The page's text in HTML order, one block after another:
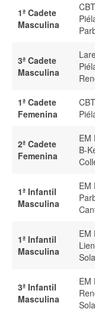
1ª Cadete
Masculina
3ª Cadete
Masculina
1ª Cadete
Femenina
2ª Cadete
Femenina
EM
B-
1ª Infantil
Masculina
EM
1ª Infantil
Masculina
EM
3ª Infantil
Masculina
EM